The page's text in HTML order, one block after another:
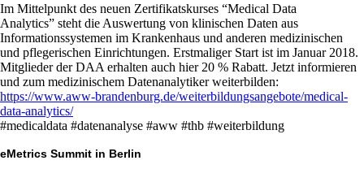
Im Mittelpunkt des neuen Zertifikatskurses “Medical Data
Analytics” steht die Auswertung von klinischen Daten aus
Informationssystemen im Krankenhaus und anderen medizinischen
und pflegerischen Einrichtungen. Erstmaliger Start ist im Januar 2018.
Mitglieder der DAA erhalten auch hier 20 % Rabatt. Jetzt informieren
und zum medizinischem Datenanalytiker weiterbilden:
https://www.aww-brandenburg.de/weiterbildungsangebote/medical-
data-analytics/
#medicaldata #datenanalyse #aww #thb #weiterbildung
eMetrics Summit in Berlin